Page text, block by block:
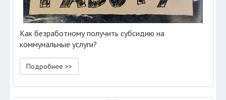
Как безработному получить субсидию на
коммунальные услуги?
Подробнее >>